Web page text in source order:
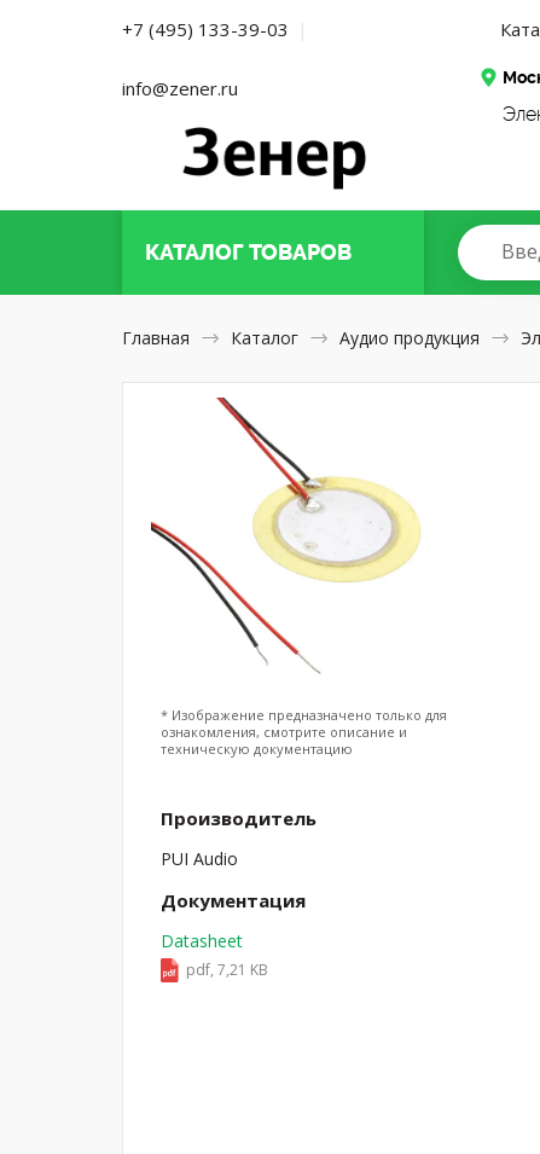
+7 (495) 133-39-03 |
info@zener.ru
КАТАЛОГТОВАРОВ
Главная Каталог Аудио продукция
* Изображение предназначено только для
ознакомления, смотрите описание и
техническую документацию
Производитель
PUI Audio
Документация
Datasheet
pdf, 7,21 KB